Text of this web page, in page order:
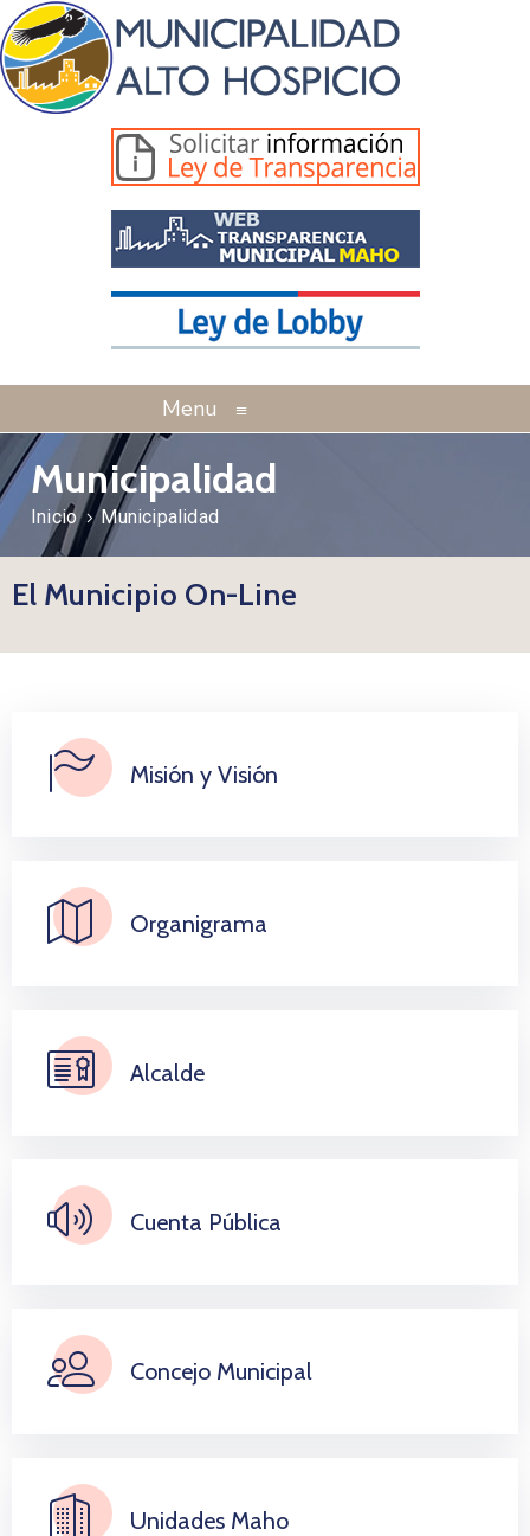
Menu ≡
Municipalidad
Inicio Municipalidad
El Municipio On-Line
Misión y Visión
Organigrama
Alcalde
Cuenta Pública
Concejo Municipal
Unidades Maho